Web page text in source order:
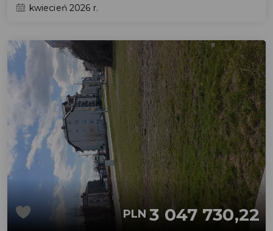
kwiecień 2026 r.
PLN 3 047 730,22